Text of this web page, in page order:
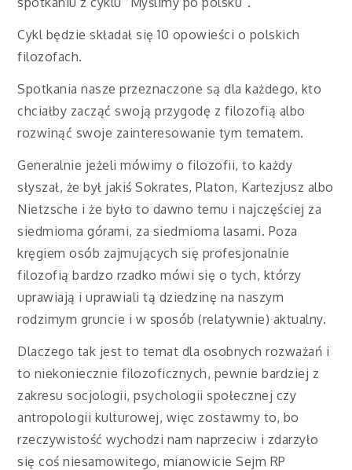
Cykl będzie składał się 10 opowieści o polskich
filozofach.
Spotkania nasze przeznaczone są dla każdego, kto
chciałby zacząć swoją przygodę z filozofią albo
rozwinąć swoje zainteresowanie tym tematem.
Generalnie jeżeli mówimy o filozofii, to każdy
słyszał, że był jakiś Sokrates, Platon, Kartezjusz albo
Nietzsche i że było to dawno temu i najczęściej za
siedmioma górami, za siedmioma lasami. Poza
kręgiem osób zajmujących się profesjonalnie
filozofią bardzo rzadko mówi się o tych, którzy
uprawiają i uprawiali tą dziedzinę na naszym
rodzimym gruncie i w sposób (relatywnie) aktualny.
Dlaczego tak jest to temat dla osobnych rozważań i
to niekoniecznie filozoficznych, pewnie bardziej z
zakresu socjologii, psychologii społecznej czy
antropologii kulturowej, więc zostawmy to, bo
rzeczywistość wychodzi nam naprzeciw i zdarzyło
się coś niesamowitego, mianowicie Sejm RP